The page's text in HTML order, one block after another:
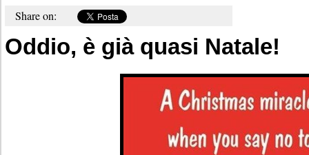
Share on:
Oddio, è già quasi Natale!